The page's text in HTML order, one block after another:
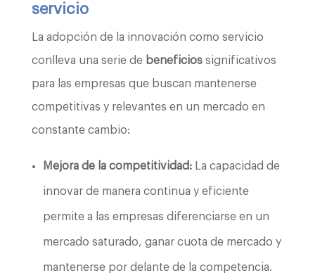
servicio
La adopción de la innovación como servicio
conlleva una serie de beneficiossignificativos
para las empresas que buscan mantenerse
competitivas y relevantes en un mercado en
constante cambio:
Mejora de la competitividad:La capacidad de
innovar de manera continua y eficiente
permite a las empresas diferenciarse en un
mercado saturado, ganar cuota de mercado y
mantenerse por delante de la competencia.